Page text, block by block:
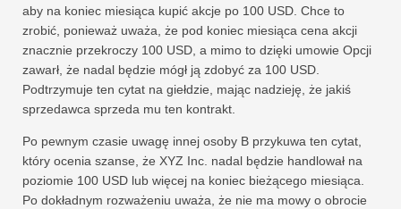
aby na koniec miesiąca kupić akcje po 100 USD. Chce to
zrobić, ponieważ uważa, że ​​pod koniec miesiąca cena akcji
znacznie przekroczy 100 USD, a mimo to dzięki umowie Opcji
zawarł, że nadal będzie mógł ją zdobyć za 100 USD.
Podtrzymuje ten cytat na giełdzie, mając nadzieję, że jakiś
sprzedawca sprzeda mu ten kontrakt.
Po pewnym czasie uwagę innej osoby B przykuwa ten cytat,
który ocenia szanse, że XYZ Inc. nadal będzie handlował na
poziomie 100 USD lub więcej na koniec bieżącego miesiąca.
Po dokładnym rozważeniu uważa, że ​​nie ma mowy o obrocie